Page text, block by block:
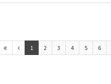
1 2 3 4 5 6